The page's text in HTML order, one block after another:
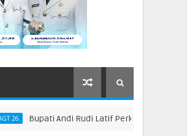
Bupati Andi Rudi Latif Perkuat Kebijakan